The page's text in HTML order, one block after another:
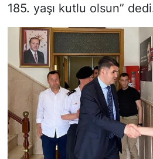
185. yaşı kutlu olsun”